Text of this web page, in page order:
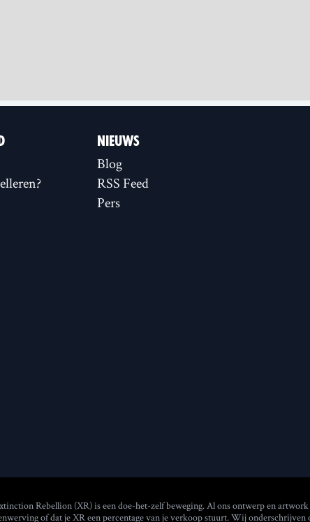
NIEUWS
Blog
RSS Feed
Pers
Rebellion (XR) is een doe-het-zelf beweging. Al ons ontwerp en
of dat je XR een percentage van je verkoop stuurt. Wij onderschrijven